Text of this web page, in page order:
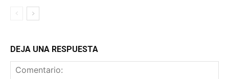
DEJA UNA RESPUESTA